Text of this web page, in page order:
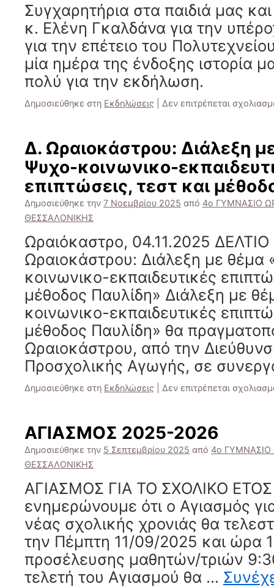
Συγχαρητήρια στα παιδιά μας
κ. Ελένη Γκαλδάνα για την
για την επέτειο του
μία ημέρα της ένδοξης ιστορία
πολύ για την εκδήλωση.
Δημοσιεύθηκε στη Εκδηλώσεις Δεν επιτρέπεται
Δ. Ωραιοκάστρου: Διάλεξη
Ψυχο-κοινωνικο-
επιπτώσεις, τεστ και
Δημοσιεύθηκε την 7 Νοεμβρίου 2025 από 4ο ΓΥΜΝΑΣΙΟ
ΘΕΣΣΑΛΟΝΙΚΗΣ
Ωραιόκαστρο, 04.11.2025
Ωραιοκάστρου: Διάλεξη με
κοινωνικο-εκπαιδευτικές
μέθοδος Παυλίδη» Διάλεξη με
κοινωνικο-εκπαιδευτικές
μέθοδος Παυλίδη» θα
Ωραιοκάστρου, από την
Προσχολικής Αγωγής, σε
Δημοσιεύθηκε στη Εκδηλώσεις Δεν επιτρέπεται
ΑΓΙΑΣΜΟΣ 2025-2026
Δημοσιεύθηκε την 5 Σεπτεμβρίου 2025 από 4ο
ΘΕΣΣΑΛΟΝΙΚΗΣ
ΑΓΙΑΣΜΟΣ ΓΙΑ ΤΟ ΣΧΟΛΙΚΟ
ενημερώνουμε ότι ο Αγιασμός
νέας σχολικής χρονιάς θα
την Πέμπτη 11/09/2025 και ώρα
προσέλευσης μαθητών/τριών
τελετή του Αγιασμού θα …